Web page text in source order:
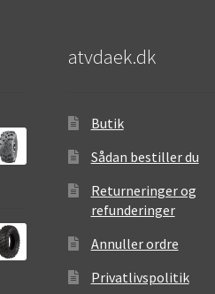
atvdaek.dk
Butik
Sådan bestiller du
Returneringer og
refunderinger
Annuller ordre
Privatlivspolitik